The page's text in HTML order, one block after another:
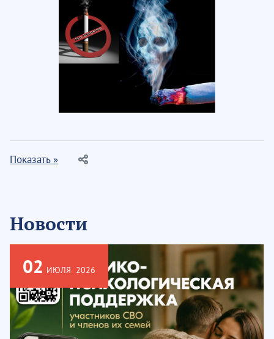
Показать »
Новости
02 ИЮЛЯ 2026